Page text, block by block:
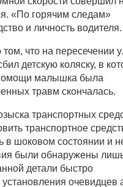
«По горячим следам»
и личность водителя.
что на пересечении
детскую коляску, в
малышка была
травм скончалась.
транспортных
транспортное
в шоковом состоянии и
были обнаружены
детали быстро
очевидцев